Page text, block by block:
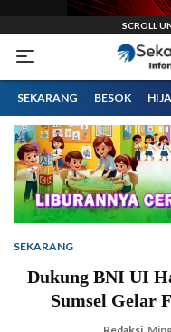
Informasi
SEKARANG BESOK
SEKARANG
Dukung BNI UI
Sumsel Gelar